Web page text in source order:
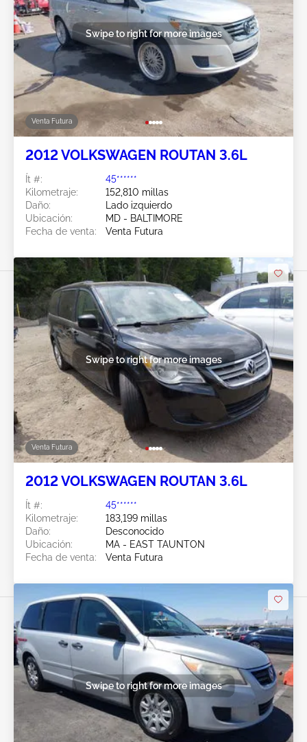
Venta Futura
Swipe to right for more images
2012 VOLKSWAGEN ROUTAN 3.6L
Ít #:
45******
Kilometraje:
152,810 millas
Daño:
Lado izquierdo
Ubicación:
MD - BALTIMORE
Fecha de venta:
Venta Futura
Venta Futura
Swipe to right for more images
2012 VOLKSWAGEN ROUTAN 3.6L
Ít #:
45******
Kilometraje:
183,199 millas
Daño:
Desconocido
Ubicación:
MA - EAST TAUNTON
Fecha de venta:
Venta Futura
Swipe to right for more images